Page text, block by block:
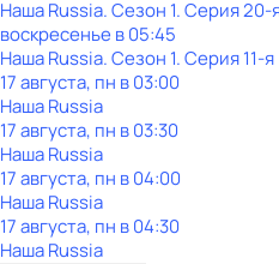
Наша Russia. Сезон 1. Серия 20-
воскресенье в05:45
Наша Russia. Сезон 1. Серия 11-я
17 августа, пн в 03:00
Наша Russia
17 августа, пн в 03:30
Наша Russia
17 августа, пн в 04:00
Наша Russia
17 августа, пн в 04:30
Наша Russia